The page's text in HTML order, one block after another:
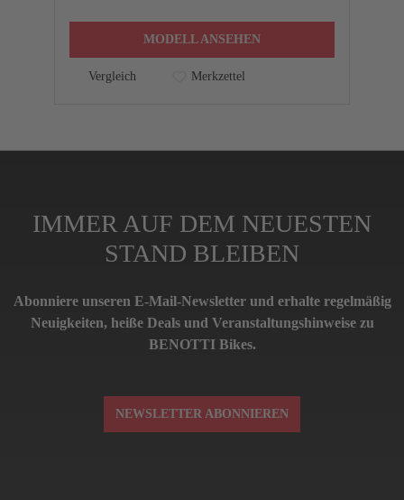
MODELL ANSEHEN
Vergleich Merkzettel
IMMER AUF DEM NEUESTEN
STAND BLEIBEN
Abonniere unseren E-Mail-Newsletter und erhalte regelmäßig
Neuigkeiten, heiße Deals und Veranstaltungshinweise zu
BENOTTI Bikes.
NEWSLETTER ABONNIEREN